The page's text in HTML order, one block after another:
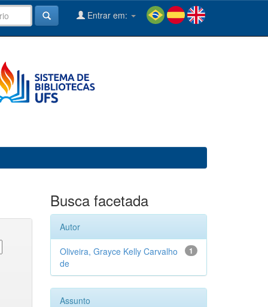
Entrar em:
Busca facetada
Autor
1
Oliveira, Grayce Kelly Carvalho
de
Assunto